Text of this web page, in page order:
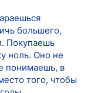
большего,
Покупаешь
ноль. Оно не
понимаешь, в
того, чтобы